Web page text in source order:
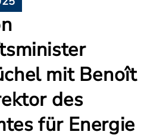
mit Benoît
des
für Energie